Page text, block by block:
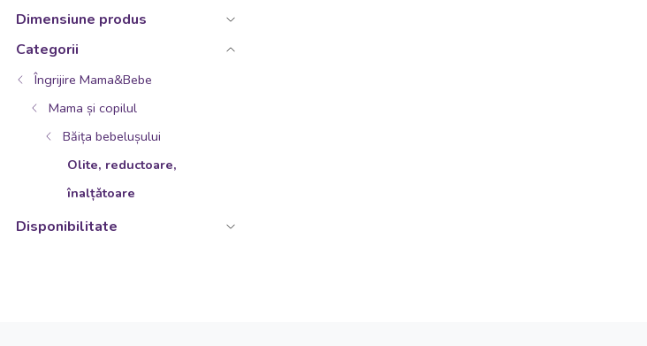
Dimensiune produs
Categorii
Îngrijire Mama&Bebe
Mama și copilul
Băița bebelușului
Olite, reductoare,
înalțǎtoare
Disponibilitate